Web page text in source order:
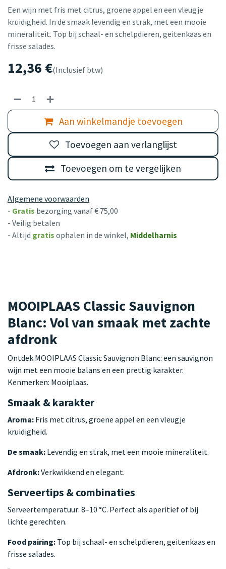
Een wijn met fris met citrus, groene appel en een vleugje
kruidigheid. In de smaak levendig en strak, met een mooie
mineraliteit. Top bij schaal- en schelpdieren, geitenkaas en
frisse salades.
12,36 €(Inclusief btw)
Aan winkelmandje toevoegen
Toevoegen om te vergelijken
Toevoegen aan verlanglijst
Algemene voorwaarden
- Gratis bezorging vanaf € 75,00
- Veilig betalen
- Altijd gratis ophalen in de winkel, Middelharnis
MOOIPLAAS Classic Sauvignon
Blanc: Vol van smaak met zachte
afdronk
Ontdek MOOIPLAAS Classic Sauvignon Blanc: een sauvignon
wijn met een mooie balans en een prettig karakter.
Kenmerken: Mooiplaas.
Smaak & karakter
Aroma: Fris met citrus, groene appel en een vleugje
kruidigheid.
De smaak: Levendig en strak, met een mooie mineraliteit.
Afdronk:Verkwikkend en elegant.
Serveertips & combinaties
Serveertemperatuur: 8–10 °C. Perfect als aperitief of bij
lichte gerechten.
Food pairing: Top bij schaal- en schelpdieren, geitenkaas en
frisse salades.